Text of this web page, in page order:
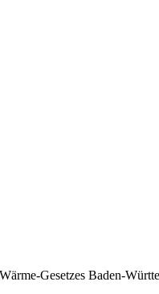
Gesetzes Baden-